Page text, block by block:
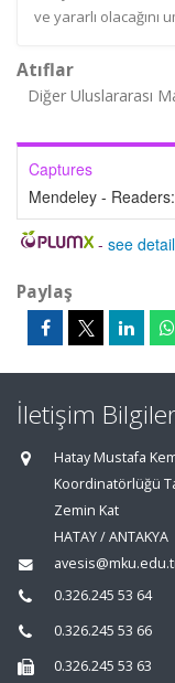
ve yararlı olacağını
Atıflar
Diğer Uluslararası
Captures
Mendeley - Readers:
- see
Paylaş
İletişim
Hatay Mustafa
Koordinatörlüğü
Zemin Kat
HATAY / ANTAKYA
0.326.245 53 64
0.326.245 53 66
0.326.245 53 63